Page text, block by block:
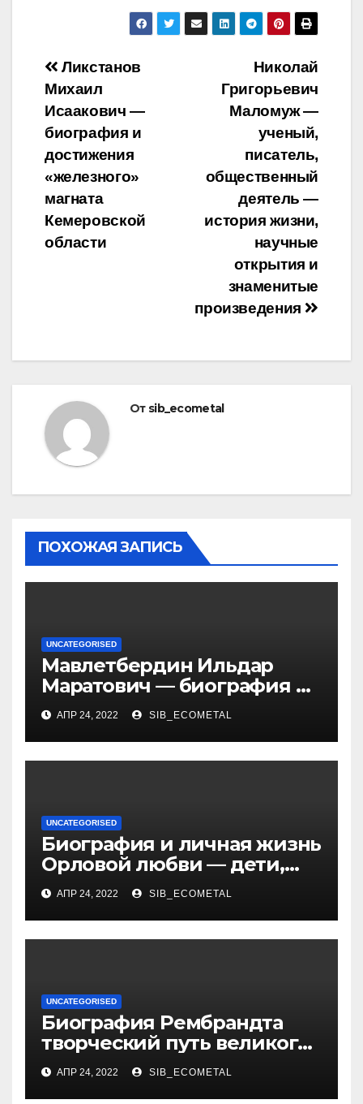
Навигация
по
записям
Николай
Григорьевич
Маломуж —
ученый,
писатель,
общественный
деятель —
история жизни,
научные
открытия и
знаменитые
произведения
Ликстанов
Михаил
Исаакович —
биография и
достижения
«железного»
магната
Кемеровской
области
От sib_ecometal
ПОХОЖАЯ ЗАПИСЬ
UNCATEGORISED
Мавлетбердин Ильдар
Маратович — биография и
достижения талантливого
российского политика и
бизнесмена
АПР 24, 2022 SIB_ECOMETAL
UNCATEGORISED
Биография и личная жизнь
Орловой любви — дети,
достижения, семейные
радости
АПР 24, 2022 SIB_ECOMETAL
UNCATEGORISED
Биография Рембрандта
творческий путь великого
художника
АПР 24, 2022 SIB_ECOMETAL